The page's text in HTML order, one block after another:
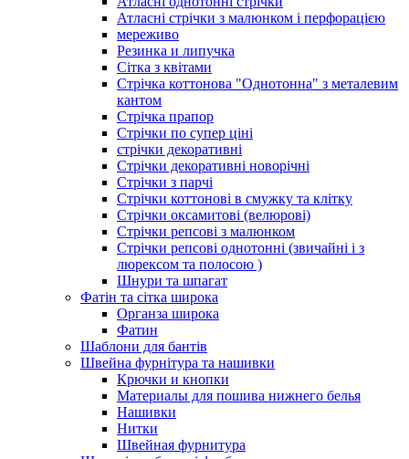
Атласні стрічки з малюнком і перфорацією
мереживо
Резинка и липучка
Сітка з квітами
Стрічка коттонова "Однотонна" з металевим
кантом
Стрічка прапор
Стрічки по супер ціні
стрічки декоративні
Стрічки декоративні новорічні
Стрічки з парчі
Стрічки коттонові в смужку та клітку
Стрічки оксамитові (велюрові)
Стрічки репсові з малюнком
Стрічки репсові однотонні (звичайні і з
люрексом та полосою )
Шнури та шпагат
Фатін та сітка широка
Органза широка
Фатин
Шаблони для бантів
Швейна фурнітура та нашивки
Крючки и кнопки
Материалы для пошива нижнего белья
Нашивки
Нитки
Швейная фурнитура